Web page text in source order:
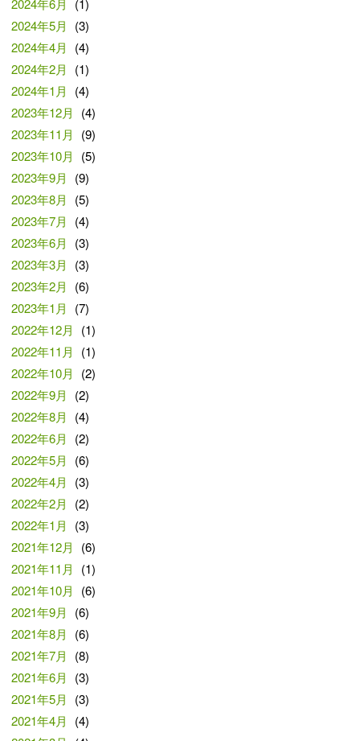
2024年6月
(1)
2024年5月
(3)
2024年4月
(4)
2024年2月
(1)
2024年1月
(4)
2023年12月
(4)
2023年11月
(9)
2023年10月
(5)
2023年9月
(9)
2023年8月
(5)
2023年7月
(4)
2023年6月
(3)
2023年3月
(3)
2023年2月
(6)
2023年1月
(7)
2022年12月
(1)
2022年11月
(1)
2022年10月
(2)
2022年9月
(2)
2022年8月
(4)
2022年6月
(2)
2022年5月
(6)
2022年4月
(3)
2022年2月
(2)
2022年1月
(3)
2021年12月
(6)
2021年11月
(1)
2021年10月
(6)
2021年9月
(6)
2021年8月
(6)
2021年7月
(8)
2021年6月
(3)
2021年5月
(3)
2021年4月
(4)